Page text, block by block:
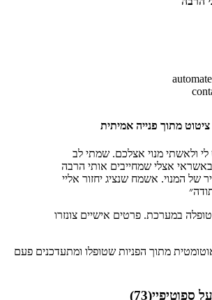
ציטוט מתוך פנייה אמיתית
ולאשתי מנוי אצלכם. שמתי לב
אצלי שמחייבים אותי הרבה
של המנוי. אשמח שנציג יחזור אליי
״
במערכת. פרטים אישיים צונזרו
מתוך הפניות שטופלו ומתעדכנים פעם
ספוטיפיי(
73
)